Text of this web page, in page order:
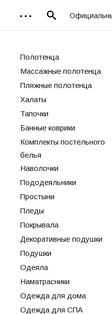
Полотенца
Массажные полотенца
Пляжные полотенца
Халаты
Тапочки
Банные коврики
Комплекты постельного
белья
Наволочки
Пододеяльники
Простыни
Пледы
Покрывала
Декоративные подушки
Подушки
Одеяла
Наматрасники
Одежда для дома
Одежда для СПА